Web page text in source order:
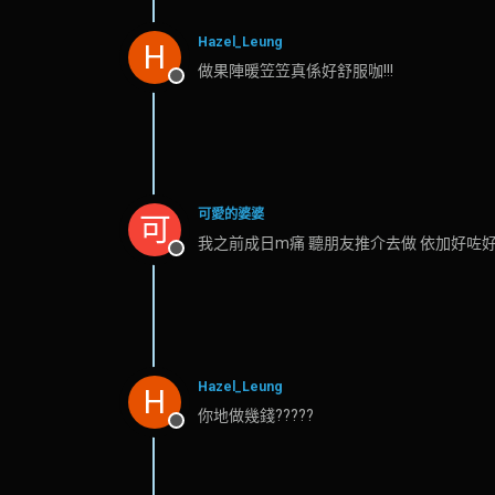
H
離線
Hazel_Leung
做果陣暖笠笠真係好舒服咖!!!
可
離線
可愛的婆婆
我之前成日m痛 聽朋友推介去做 依加好咗
H
離線
Hazel_Leung
你地做幾錢?????